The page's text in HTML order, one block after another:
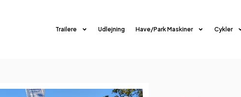
Trailere Udlejning Have/Park Maskiner Cykler